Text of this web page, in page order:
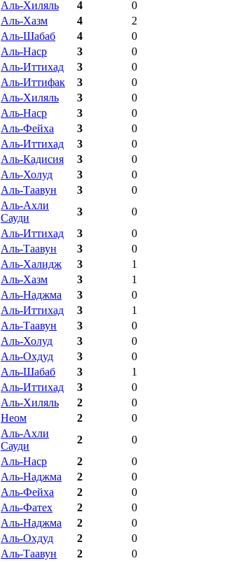
Аль-Хиляль 4
0
Аль-Хазм 4
2
Аль-Шабаб 4
0
Аль-Наср 3
0
Аль-Иттихад 3
0
Аль-Иттифак 3
0
Аль-Хиляль 3
0
Аль-Наср 3
0
Аль-Фейха 3
0
Аль-Иттихад 3
0
Аль-Кадисия 3
0
Аль-Холуд 3
0
Аль-Таавун 3
0
Аль-Ахли
Сауди
3
0
Аль-Иттихад 3
0
Аль-Таавун 3
0
Аль-Халидж 3
1
Аль-Хазм 3
1
Аль-Наджма 3
0
Аль-Иттихад 3
1
Аль-Таавун 3
0
Аль-Холуд 3
0
Аль-Охдуд 3
0
Аль-Шабаб 3
1
Аль-Иттихад 3
0
Аль-Хиляль 2
0
Неом 2
0
Аль-Ахли
Сауди
2
0
Аль-Наср 2
0
Аль-Наджма 2
0
Аль-Фейха 2
0
Аль-Фатех 2
0
Аль-Наджма 2
0
Аль-Охдуд 2
0
Аль-Таавун 2
0